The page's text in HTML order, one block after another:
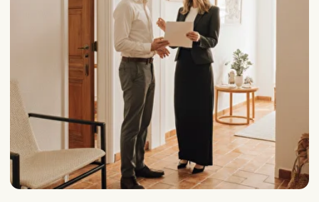
( Weiterlesen )